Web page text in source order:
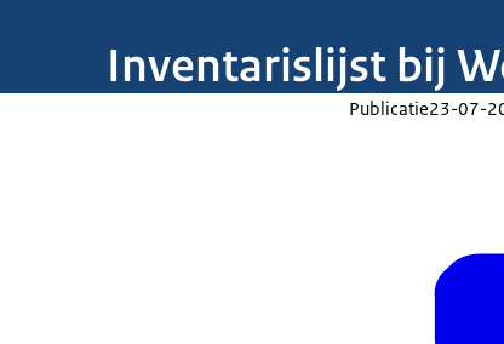
Inventarislijst bij
Publicatie23-07-